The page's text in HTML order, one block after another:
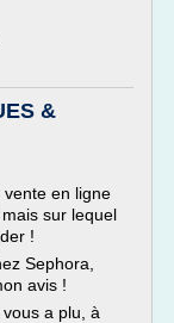
&
en ligne
sur lequel
!
Sephora,
avis !
a plu, à